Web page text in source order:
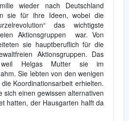
wieder nach Deutschland
sie für ihre Ideen, wobei die
das wichtigste
Aktionsgruppen war. Von
sie hauptberuflich für die
Aktionsgruppen. Das
Helgas Mutter sie im
Sie lebten von den wenigen
Koordinationsarbeit erhielten.
sich einen gewissen alternativen
hatten, der Hausgarten halft da